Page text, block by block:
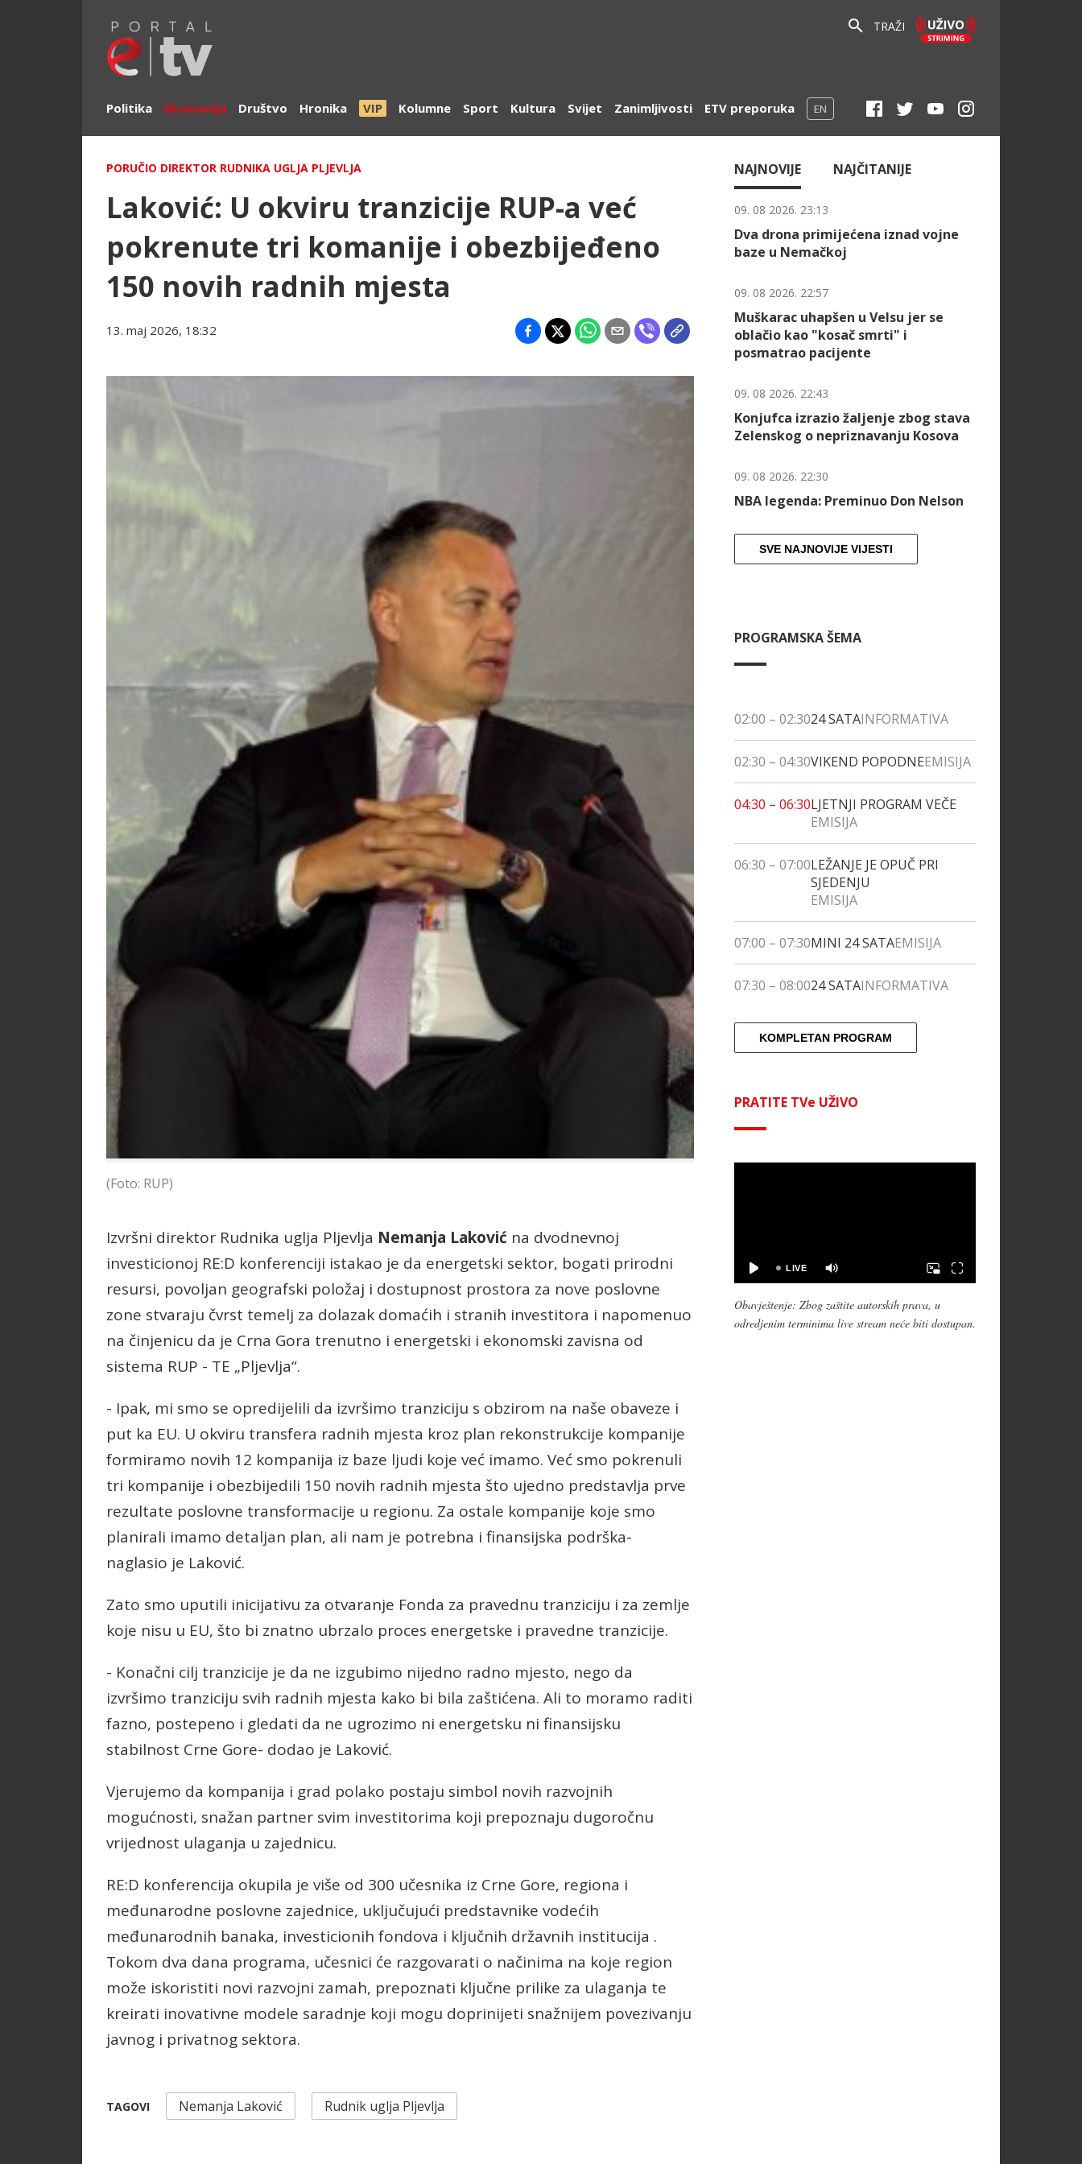
TRAŽI
Politika Ekonomija Društvo Hronika VIP Kolumne Sport Kultura Svijet Zanimljivosti ETV preporuka EN
PORUČIO DIREKTOR RUDNIKA UGLJA PLJEVLJA
Laković: U okviru tranzicije RUP-a već
pokrenute tri komanije i obezbijeđeno
150 novih radnih mjesta
13. maj 2026, 18:32
(Foto: RUP)
Izvršni direktor Rudnika uglja Pljevlja Nemanja Laković na dvodnevnoj
investicionoj RE:D konferenciji istakao je da energetski sektor, bogati prirodni
resursi, povoljan geografski položaj i dostupnost prostora za nove poslovne
zone stvaraju čvrst temelj za dolazak domaćih i stranih investitora i napomenuo
na činjenicu da je Crna Gora trenutno i energetski i ekonomski zavisna od
sistema RUP - TE „Pljevlja“.
- Ipak, mi smo se opredijelili da izvršimo tranziciju s obzirom na naše obaveze i
put ka EU. U okviru transfera radnih mjesta kroz plan rekonstrukcije kompanije
formiramo novih 12 kompanija iz baze ljudi koje već imamo. Već smo pokrenuli
tri kompanije i obezbijedili 150 novih radnih mjesta što ujedno predstavlja prve
rezultate poslovne transformacije u regionu. Za ostale kompanije koje smo
planirali imamo detaljan plan, ali nam je potrebna i finansijska podrška-
naglasio je Laković.
Zato smo uputili inicijativu za otvaranje Fonda za pravednu tranziciju i za zemlje
koje nisu u EU, što bi znatno ubrzalo proces energetske i pravedne tranzicije.
- Konačni cilj tranzicije je da ne izgubimo nijedno radno mjesto, nego da
izvršimo tranziciju svih radnih mjesta kako bi bila zaštićena. Ali to moramo raditi
fazno, postepeno i gledati da ne ugrozimo ni energetsku ni finansijsku
stabilnost Crne Gore- dodao je Laković.
Vjerujemo da kompanija i grad polako postaju simbol novih razvojnih
mogućnosti, snažan partner svim investitorima koji prepoznaju dugoročnu
vrijednost ulaganja u zajednicu.
RE:D konferencija okupila je više od 300 učesnika iz Crne Gore, regiona i
međunarodne poslovne zajednice, uključujući predstavnike vodećih
međunarodnih banaka, investicionih fondova i ključnih državnih institucija .
Tokom dva dana programa, učesnici će razgovarati o načinima na koje region
može iskoristiti novi razvojni zamah, prepoznati ključne prilike za ulaganja te
kreirati inovativne modele saradnje koji mogu doprinijeti snažnijem povezivanju
javnog i privatnog sektora.
TAGOVI Nemanja Laković Rudnik uglja Pljevlja
NAJNOVIJE NAJČITANIJE
09. 08 2026. 23:13
Dva drona primijećena iznad vojne
baze u Nemačkoj
09. 08 2026. 22:57
Muškarac uhapšen u Velsu jer se
oblačio kao "kosač smrti" i
posmatrao pacijente
09. 08 2026. 22:43
Konjufca izrazio žaljenje zbog stava
Zelenskog o nepriznavanju Kosova
09. 08 2026. 22:30
NBA legenda: Preminuo Don Nelson
SVE NAJNOVIJE VIJESTI
PROGRAMSKA ŠEMA
02:00 – 02:3024 SATAINFORMATIVA
02:30 – 04:30VIKEND POPODNEEMISIJA
04:30 – 06:30LJETNJI PROGRAM VEČE
EMISIJA
06:30 – 07:00LEŽANJE JE OPUČ PRI
SJEDENJU
EMISIJA
07:00 – 07:30MINI 24 SATAEMISIJA
07:30 – 08:0024 SATAINFORMATIVA
KOMPLETAN PROGRAM
PRATITE TVe UŽIVO
Obavještenje: Zbog zaštite autorskih prava, u
odredjenim terminima live stream neće biti dostupan.